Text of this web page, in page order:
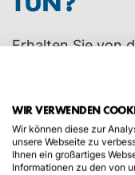
Erhalten Sie von
der
die
Bescheinigung
versicherung ein.
Verpflichtung
WIR VERWENDEN
Wir können diese zur
unsere Webseite zu
Ihnen ein großartiges
Informationen zu den von